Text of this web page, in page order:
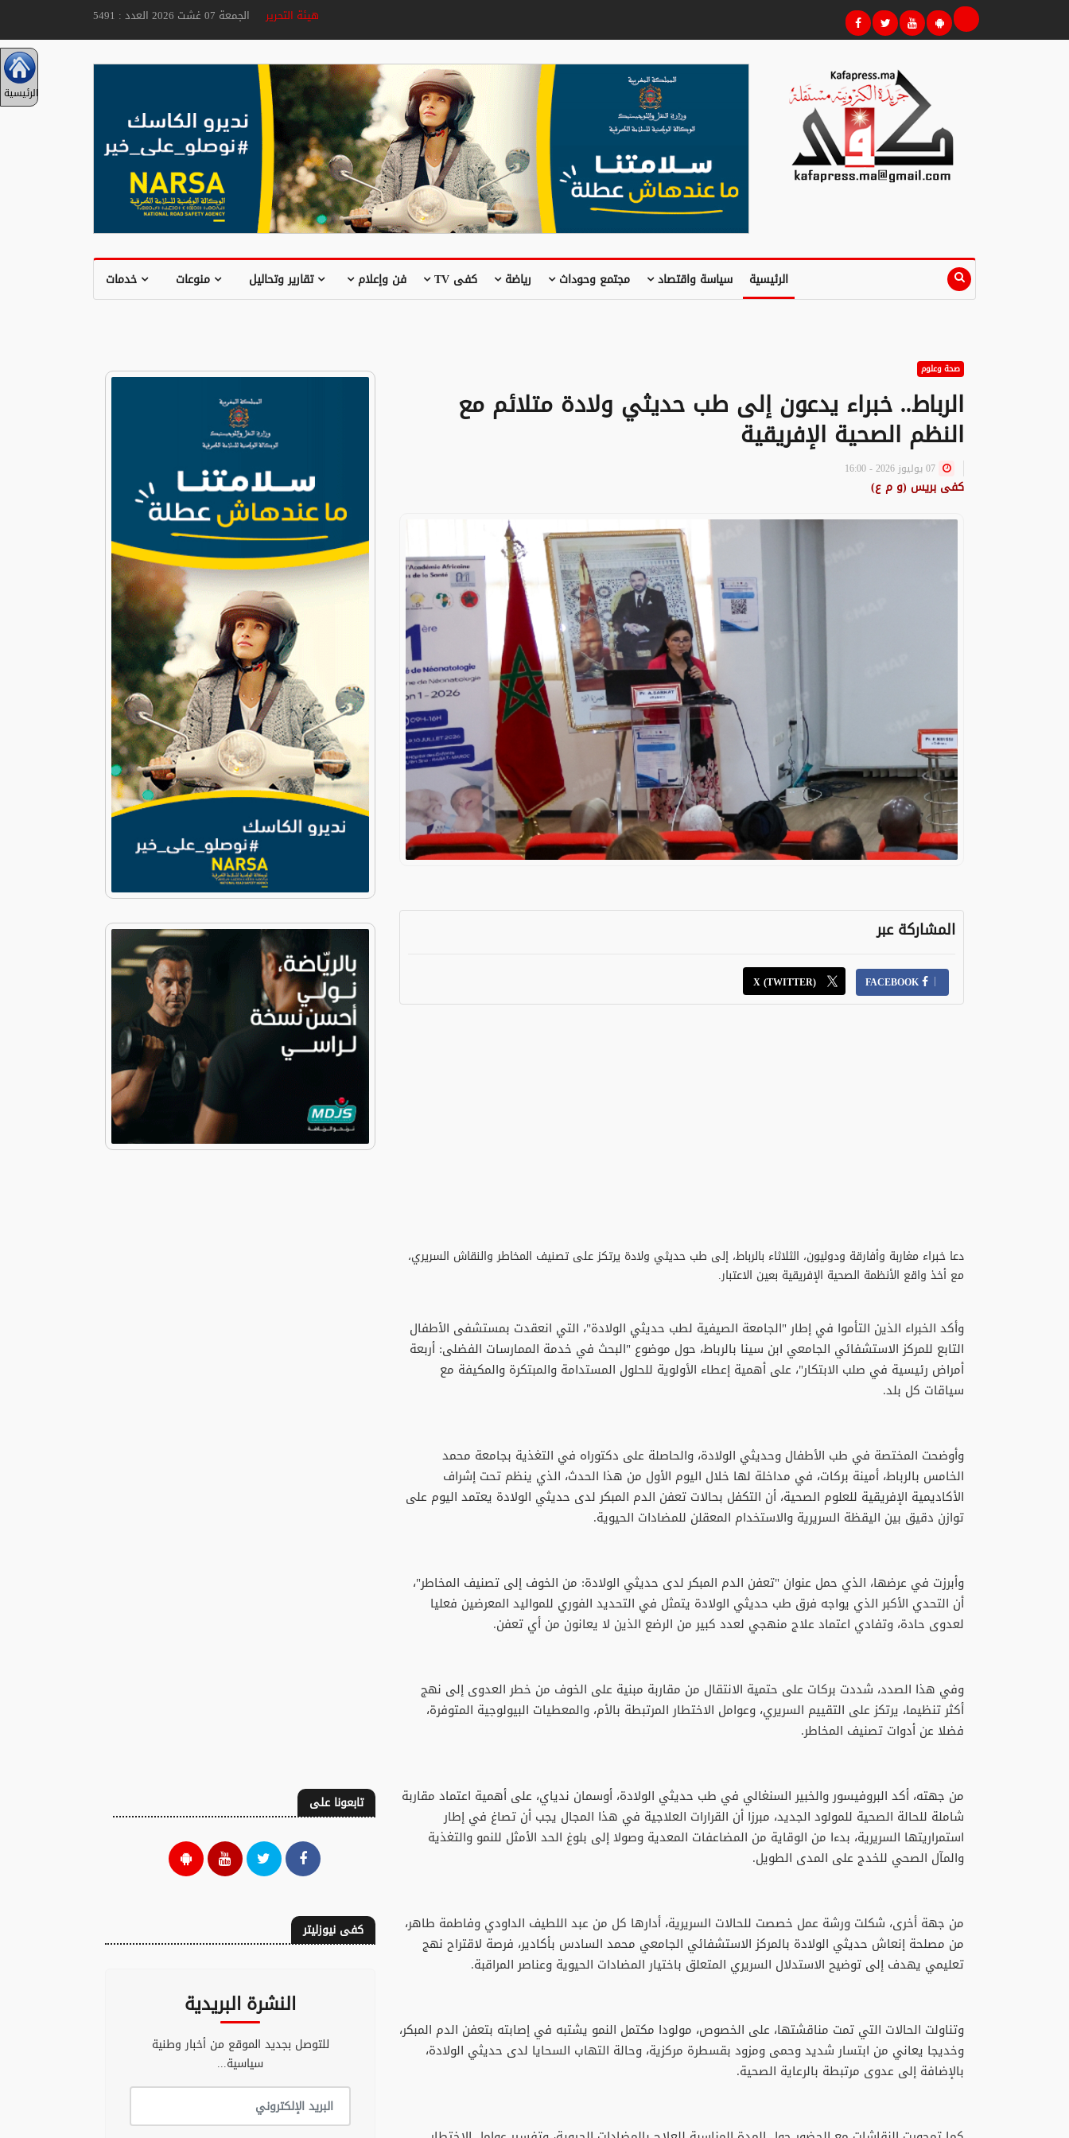
هيئة التحريرالجمعة 07 غشت 2026 العدد : 5491
الرئيسية سياسة واقتصاد مجتمع وحوداث رياضة كفى TV فن وإعلام تقارير وتحاليل منوعات خدمات
الرئيسية
صحة وعلوم
الرباط.. خبراء يدعون إلى طب حديثي ولادة متلائم مع
النظم الصحية الإفريقية
كفى بريس (و م ع)
المشاركة عبر
FACEBOOK
X (TWITTER)
دعا خبراء مغاربة وأفارقة ودوليون، الثلاثاء بالرباط، إلى طب حديثي ولادة يرتكز على تصنيف المخاطر والنقاش السريري،
مع أخذ واقع الأنظمة الصحية الإفريقية بعين الاعتبار.
وأكد الخبراء الذين التأموا في إطار "الجامعة الصيفية لطب حديثي الولادة"، التي انعقدت بمستشفى الأطفال
التابع للمركز الاستشفائي الجامعي ابن سينا بالرباط، حول موضوع "البحث في خدمة الممارسات الفضلى: أربعة
أمراض رئيسية في صلب الابتكار"، على أهمية إعطاء الأولوية للحلول المستدامة والمبتكرة والمكيفة مع
سياقات كل بلد.
وأوضحت المختصة في طب الأطفال وحديثي الولادة، والحاصلة على دكتوراه في التغذية بجامعة محمد
الخامس بالرباط، أمينة بركات، في مداخلة لها خلال اليوم الأول من هذا الحدث، الذي ينظم تحت إشراف
الأكاديمية الإفريقية للعلوم الصحية، أن التكفل بحالات تعفن الدم المبكر لدى حديثي الولادة يعتمد اليوم على
توازن دقيق بين اليقظة السريرية والاستخدام المعقلن للمضادات الحيوية.
وأبرزت في عرضها، الذي حمل عنوان "تعفن الدم المبكر لدى حديثي الولادة: من الخوف إلى تصنيف المخاطر"،
أن التحدي الأكبر الذي يواجه فرق طب حديثي الولادة يتمثل في التحديد الفوري للمواليد المعرضين فعليا
لعدوى حادة، وتفادي اعتماد علاج منهجي لعدد كبير من الرضع الذين لا يعانون من أي تعفن.
وفي هذا الصدد، شددت بركات على حتمية الانتقال من مقاربة مبنية على الخوف من خطر العدوى إلى نهج
أكثر تنظيما، يرتكز على التقييم السريري، وعوامل الاختطار المرتبطة بالأم، والمعطيات البيولوجية المتوفرة،
فضلا عن أدوات تصنيف المخاطر.
من جهته، أكد البروفيسور والخبير السنغالي في طب حديثي الولادة، أوسمان ندياي، على أهمية اعتماد مقاربة
شاملة للحالة الصحية للمولود الجديد، مبرزا أن القرارات العلاجية في هذا المجال يجب أن تصاغ في إطار
استمراريتها السريرية، بدءا من الوقاية من المضاعفات المعدية وصولا إلى بلوغ الحد الأمثل للنمو والتغذية
والمآل الصحي للخدج على المدى الطويل.
من جهة أخرى، شكلت ورشة عمل خصصت للحالات السريرية، أدارها كل من عبد اللطيف الداودي وفاطمة طاهر،
من مصلحة إنعاش حديثي الولادة بالمركز الاستشفائي الجامعي محمد السادس بأكادير، فرصة لاقتراح نهج
تعليمي يهدف إلى توضيح الاستدلال السريري المتعلق باختيار المضادات الحيوية وعناصر المراقبة.
وتناولت الحالات التي تمت مناقشتها، على الخصوص، مولودا مكتمل النمو يشتبه في إصابته بتعفن الدم المبكر،
وخديجا يعاني من ابتسار شديد وحمى ومزود بقسطرة مركزية، وحالة التهاب السحايا لدى حديثي الولادة،
بالإضافة إلى عدوى مرتبطة بالرعاية الصحية.
تابعونا على
كفى نيوزليتر
النشرة البريدية
للتوصل بجديد الموقع من أخبار وطنية
سياسية...